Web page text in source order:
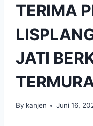
TERIMA
JATI
By kanjen Juni 16,